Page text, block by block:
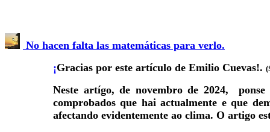
No hacen falta las matemáticas para verlo.
¡Gracias por este artículo de Emilio Cuevas!.
Neste artígo, de novembro de 2024, ponse
comprobados que hai actualmente e que
afectando evidentemente ao clima. O artigo